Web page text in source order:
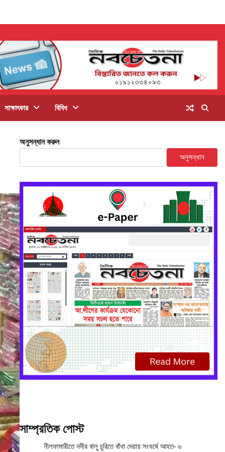
সাক্ষাৎকার বিবিধ
অনুসন্ধান করুন
অনুসন্ধান
সাম্প্রতিক পোস্ট
নীলফামারীতে নদীর বালু চুরিতে বাঁধা দেয়ায় সংঘর্ষে আহত- ৬